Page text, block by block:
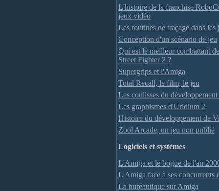
L'histoire de la franchise
jeux vidéo
Les routines de traçage dans
Conception d'un scénario de jeu
Qui est le meilleur combattant
Street Fighter 2 ?
Supergrips et l'Amiga
Total Recall, le film, le jeu
Les coulisses du
Les graphismes d'Uridium 2
Histoire du développement de
Zool Arcade, un jeu non publié
Logiciels et systèmes
L'Amiga et le bogue de l'an
L'Amiga face à ses concurrents
La bureautique sur Amiga